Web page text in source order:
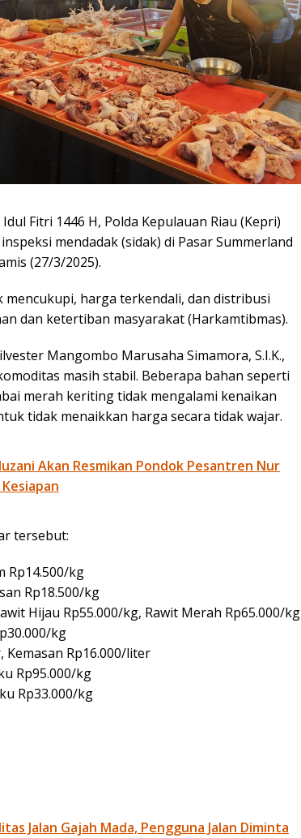
Fitri 1446 H, Polda Kepulauan Riau (Kepri)
mendadak (sidak) di Pasar Summerland
(27/3/2025).
harga terkendali, dan distribusi
dan ketertiban masyarakat (Harkamtibmas).
Mangombo Marusaha Simamora, S.I.K.,
masih stabil. Beberapa bahan seperti
merah keriting tidak mengalami kenaikan
tidak menaikkan harga secara tidak wajar.
Akan Resmikan Pondok Pesantren Nur
tersebut:
Rp14.500/kg
Rp18.500/kg
Hijau Rp55.000/kg, Rawit Merah Rp65.000/kg
kg
Kemasan Rp16.000/liter
Rp95.000/kg
Rp33.000/kg
Jalan Gajah Mada, Pengguna Jalan Diminta